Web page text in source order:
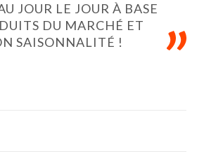
JOUR LE JOUR À BASE
DU MARCHÉ ET
SAISONNALITÉ !